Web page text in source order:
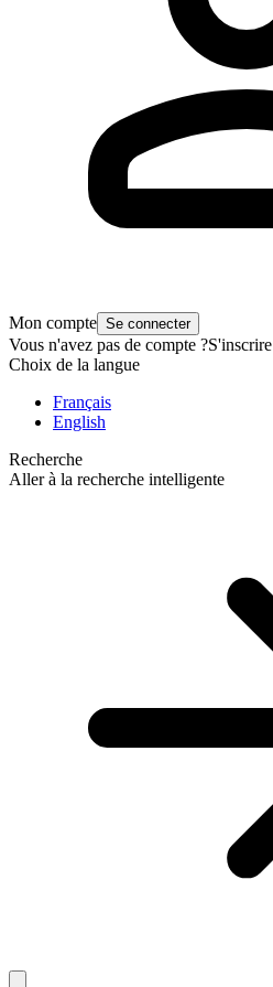
Mon compte Se connecter
Vous n'avez pas de compte ?S'inscrire
Choix de la langue
Français
English
Recherche
Aller à la recherche intelligente